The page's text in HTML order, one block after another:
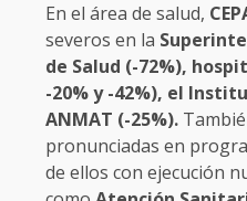
En el área de salud,
severos en la
de Salud (-72%),
-20% y -42%), el
ANMAT (-25%).
pronunciadas en
de ellos con ejecución